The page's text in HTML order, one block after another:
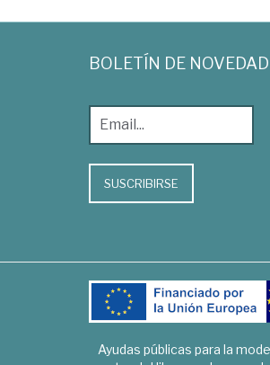
BOLETÍN DE
SUSCRIBIRSE
Ayudas públicas para la